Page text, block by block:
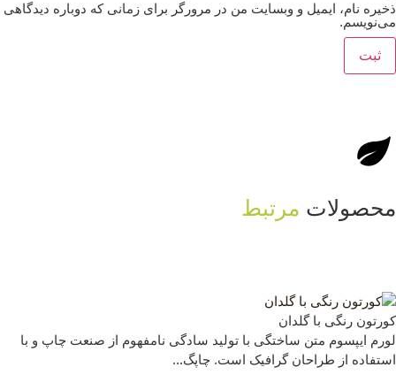
نام، ایمیل و وبسایت من در مرورگر برای زمانی که دوباره دیدگاهی
مرتبط
رنگی با گلدان
ایپسوم متن ساختگی با تولید سادگی نامفهوم از صنعت چاپ و با
از طراحان گرافیک است. چاپگ...